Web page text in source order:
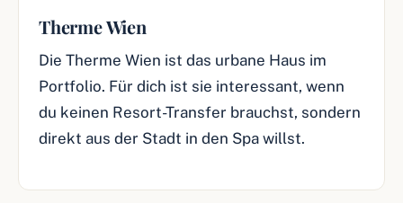
Therme Wien
Die Therme Wien ist das urbane Haus im
Portfolio. Für dich ist sie interessant, wenn
du keinen Resort-Transfer brauchst, sondern
direkt aus der Stadt in den Spa willst.